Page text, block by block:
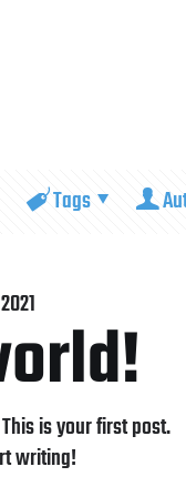
Tags
is your first post.
writing!